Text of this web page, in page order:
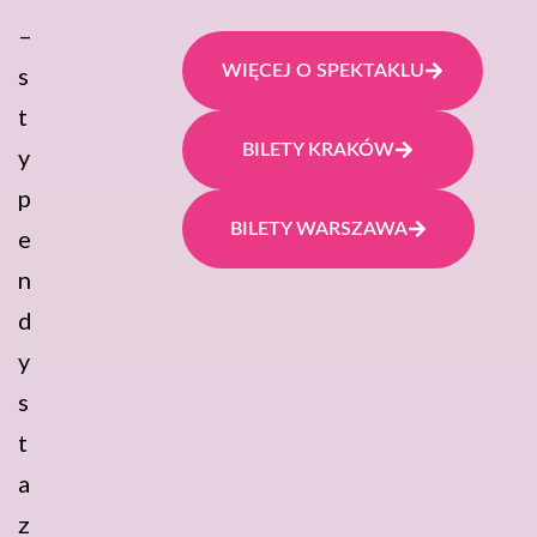
–
s
t
y
p
e
n
d
y
s
t
a
z
WIĘCEJ O SPEKTAKLU
BILETY KRAKÓW
BILETY WARSZAWA